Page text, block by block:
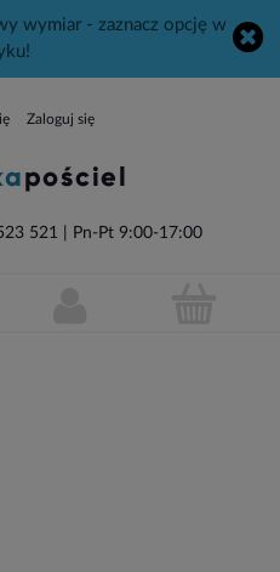
wymiar - zaznacz opcję w
Zaloguj się
521 | Pn-Pt 9:00-17:00